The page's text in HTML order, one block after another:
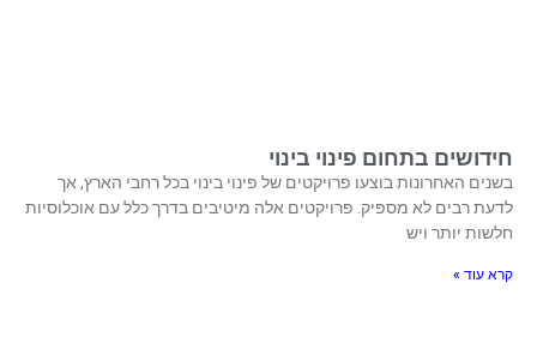
חידושים בתחום פינוי בינוי
בשנים האחרונות בוצעו פרויקטים של פינוי בינוי בכל רחבי הארץ, אך
לדעת רבים לא מספיק. פרויקטים אלה מיטיבים בדרך כלל עם אוכלוסיות
חלשות יותר ויש
קרא עוד »